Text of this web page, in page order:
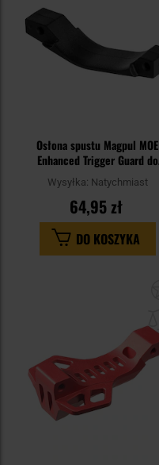
Osłona spustu Magpul MOE
Enhanced Trigger Guard do
karabinków M4/AR15 - Black
Wysyłka: Natychmiast
64,95 zł
DO KOSZYKA